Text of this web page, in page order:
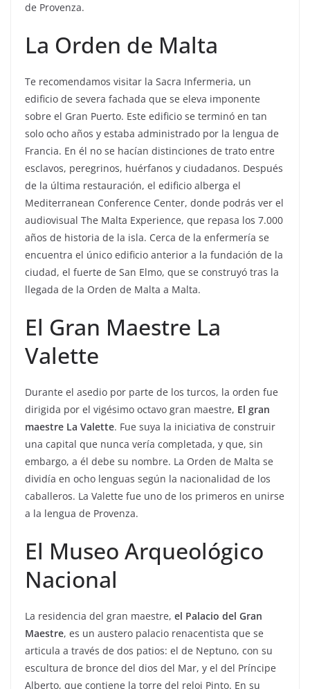
de Provenza.
La Orden de Malta
Te recomendamos visitar la Sacra Infermeria, un
edificio de severa fachada que se eleva imponente
sobre el Gran Puerto. Este edificio se terminó en tan
solo ocho años y estaba administrado por la lengua de
Francia. En él no se hacían distinciones de trato entre
esclavos, peregrinos, huérfanos y ciudadanos. Después
de la última restauración, el edificio alberga el
Mediterranean Conference Center, donde podrás ver el
audiovisual The Malta Experience, que repasa los 7.000
años de historia de la isla. Cerca de la enfermería se
encuentra el único edificio anterior a la fundación de la
ciudad, el fuerte de San Elmo, que se construyó tras la
llegada de la Orden de Malta a Malta.
El Gran Maestre La
Valette
Durante el asedio por parte de los turcos, la orden fue
dirigida por el vigésimo octavo gran maestre, El gran
maestre La Valette. Fue suya la iniciativa de construir
una capital que nunca vería completada, y que, sin
embargo, a él debe su nombre. La Orden de Malta se
dividía en ocho lenguas según la nacionalidad de los
caballeros. La Valette fue uno de los primeros en unirse
a la lengua de Provenza.
El Museo Arqueológico
Nacional
La residencia del gran maestre, el Palacio del Gran
Maestre, es un austero palacio renacentista que se
articula a través de dos patios: el de Neptuno, con su
escultura de bronce del dios del Mar, y el del Príncipe
Alberto, que contiene la torre del reloj Pinto. En su